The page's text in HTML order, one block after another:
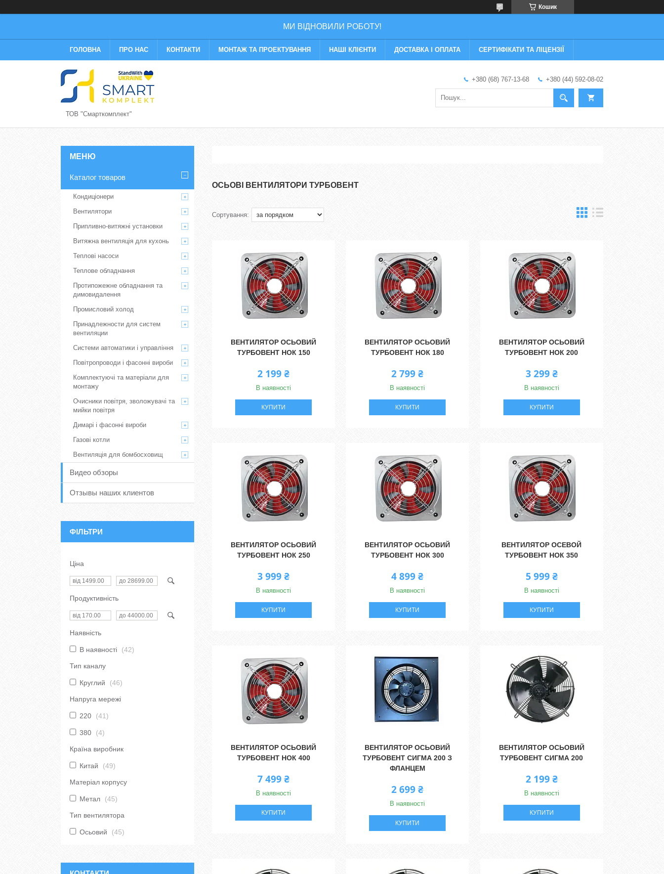
Кошик
МИ ВІДНОВИЛИ РОБОТУ!
ГОЛОВНА ПРО НАС КОНТАКТИ МОНТАЖ ТА ПРОЕКТУВАННЯ НАШІ КЛІЄНТИ ДОСТАВКА І ОПЛАТА СЕРТИФІКАТИ ТА ЛІЦЕНЗІЇ
ТОВ "Смарткомплект"
+380 (68) 767-13-68 +380 (44) 592-08-02
ОСЬОВІ ВЕНТИЛЯТОРИ ТУРБОВЕНТ
ВЕНТИЛЯТОР ОСЬОВИЙ
ТУРБОВЕНТ НОК 150
2 199 ₴
В наявності
КУПИТИ
ВЕНТИЛЯТОР ОСЬОВИЙ
ТУРБОВЕНТ НОК 180
2 799 ₴
В наявності
КУПИТИ
ВЕНТИЛЯТОР ОСЬОВИЙ
ТУРБОВЕНТ НОК 200
3 299 ₴
В наявності
КУПИТИ
ВЕНТИЛЯТОР ОСЬОВИЙ
ТУРБОВЕНТ НОК 250
3 999 ₴
В наявності
КУПИТИ
ВЕНТИЛЯТОР ОСЬОВИЙ
ТУРБОВЕНТ НОК 300
4 899 ₴
В наявності
КУПИТИ
ВЕНТИЛЯТОР ОСЕВОЙ
ТУРБОВЕНТ НОК 350
5 999 ₴
В наявності
КУПИТИ
ВЕНТИЛЯТОР ОСЬОВИЙ
ТУРБОВЕНТ НОК 400
7 499 ₴
В наявності
КУПИТИ
ВЕНТИЛЯТОР ОСЬОВИЙ
ТУРБОВЕНТ СИГМА 200 З
ФЛАНЦЕМ
2 699 ₴
В наявності
КУПИТИ
ВЕНТИЛЯТОР ОСЬОВИЙ
ТУРБОВЕНТ СИГМА 200
2 199 ₴
В наявності
КУПИТИ
Каталог товаров
Кондиціонери
Вентилятори
Припливно-витяжні установки
Витяжна вентиляція для кухонь
Теплові насоси
Теплове обладнання
Протипожежне обладнання та
димовидалення
Промисловий холод
Принадлежности для систем
вентиляции
Системи автоматики і управління
Повітропроводи і фасонні вироби
Комплектуючі та матеріали для
монтажу
Очисники повітря, зволожувачі та
мийки повітря
Димарі і фасонні вироби
Газові котли
Вентиляція для бомбосховищ
Видео обзоры
Отзывы наших клиентов
ФІЛЬТРИ
Ціна
Продуктивність
Наявність
В наявності 42
Тип каналу
Круглий 46
Напруга мережі
220 41
380 4
Країна виробник
Китай 49
Матеріал корпусу
Метал 45
Тип вентилятора
Осьовий 45